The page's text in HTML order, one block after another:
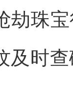
劫珠
及时